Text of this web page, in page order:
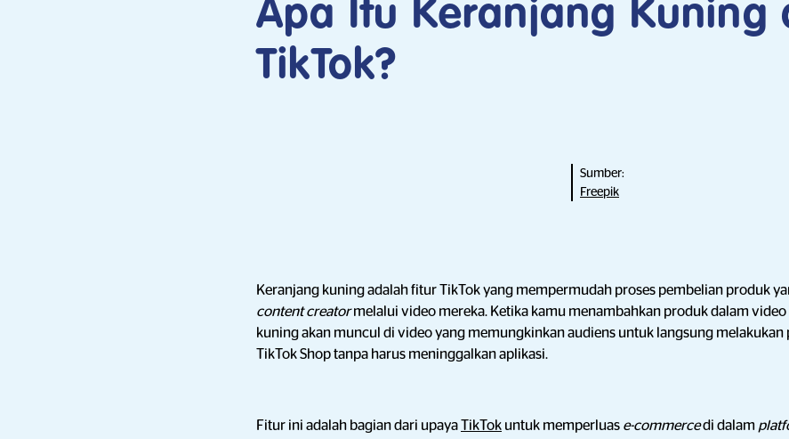
Apa Itu Keranjang Kuning
TikTok?
Sumber:
Freepik
Keranjang kuning adalah fitur TikTok yang mempermudah proses pembelian produk
content creatormelalui video mereka. Ketika kamu menambahkan produk dalam
kuning akan muncul di video yang memungkinkan audiens untuk langsung melakukan
TikTok Shop tanpa harus meninggalkan aplikasi.
Fitur ini adalah bagian dari upaya TikTok untuk memperluas e-commercedi dalam